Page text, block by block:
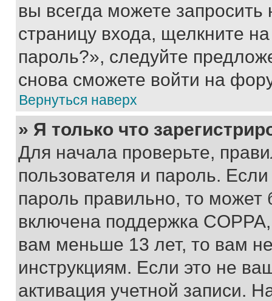
вы всегда можете
страницу входа, щелкните
пароль?», следуйте
снова сможете войти на
Вернуться наверх
» Я только что
Для начала проверьте,
пользователя и пароль.
пароль правильно, то может
включена поддержка
вам меньше 13 лет, то вам
инструкциям. Если это не
активация учетной записи.